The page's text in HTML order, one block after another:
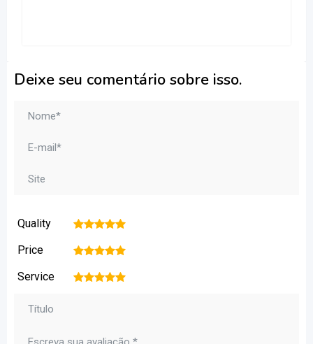
Deixe seu comentário sobre isso.
Quality 5
4
3
2
Price 5
4
3
2
Service 5
4
3
2